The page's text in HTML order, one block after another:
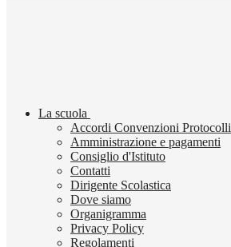
La scuola
Accordi Convenzioni Protocolli
Amministrazione e pagamenti
Consiglio d'Istituto
Contatti
Dirigente Scolastica
Dove siamo
Organigramma
Privacy Policy
Regolamenti